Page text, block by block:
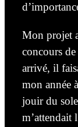
Mon projet
concours
arrivé, il
mon année à
jouir du
m’attendait